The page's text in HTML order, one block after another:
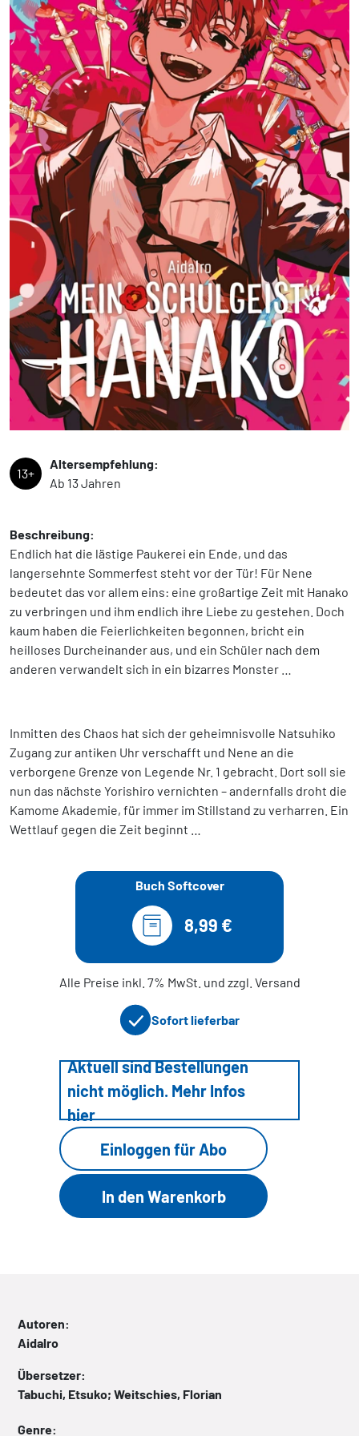
13+
Altersempfehlung:
Ab 13 Jahren
Beschreibung:
Endlich hat die lästige Paukerei ein Ende, und das
langersehnte Sommerfest steht vor der Tür! Für Nene
bedeutet das vor allem eins: eine großartige Zeit mit Hanako
zu verbringen und ihm endlich ihre Liebe zu gestehen. Doch
kaum haben die Feierlichkeiten begonnen, bricht ein
heilloses Durcheinander aus, und ein Schüler nach dem
anderen verwandelt sich in ein bizarres Monster …
Inmitten des Chaos hat sich der geheimnisvolle Natsuhiko
Zugang zur antiken Uhr verschafft und Nene an die
verborgene Grenze von Legende Nr. 1 gebracht. Dort soll sie
nun das nächste Yorishiro vernichten – andernfalls droht die
Kamome Akademie, für immer im Stillstand zu verharren. Ein
Wettlauf gegen die Zeit beginnt …
Buch Softcover
8,99 €
Alle Preise inkl. 7% MwSt. und zzgl. Versand
Sofort lieferbar
Aktuell sind Bestellungen
nicht möglich. Mehr Infos
hier
Einloggen für Abo
Autoren:
Aidalro
Übersetzer:
Tabuchi, Etsuko; Weitschies, Florian
Genre: